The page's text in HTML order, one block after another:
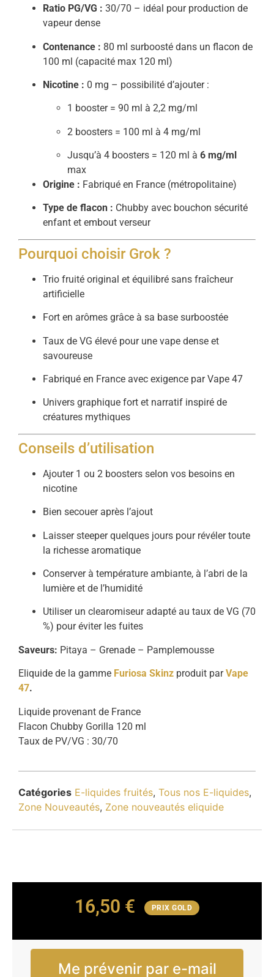
Ratio PG/VG : 30/70 – idéal pour production de
vapeur dense
Contenance : 80 ml surboosté dans un flacon de
100 ml (capacité max 120 ml)
Nicotine : 0 mg – possibilité d’ajouter :
1 booster = 90 ml à 2,2 mg/ml
2 boosters = 100 ml à 4 mg/ml
Jusqu’à 4 boosters = 120 ml à 6 mg/ml
max
Origine : Fabriqué en France (métropolitaine)
Type de flacon : Chubby avec bouchon sécurité
enfant et embout verseur
Pourquoi choisir Grok ?
Trio fruité original et équilibré sans fraîcheur
artificielle
Fort en arômes grâce à sa base surboostée
Taux de VG élevé pour une vape dense et
savoureuse
Fabriqué en France avec exigence par Vape 47
Univers graphique fort et narratif inspiré de
créatures mythiques
Conseils d’utilisation
Ajouter 1 ou 2 boosters selon vos besoins en
nicotine
Bien secouer après l’ajout
Laisser steeper quelques jours pour révéler toute
la richesse aromatique
Conserver à température ambiante, à l’abri de la
lumière et de l’humidité
Utiliser un clearomiseur adapté au taux de VG (70
%) pour éviter les fuites
Saveurs: Pitaya – Grenade – Pamplemousse
Eliquide de la gamme Furiosa Skinz produit parVape
47.
Liquide provenant de France
Flacon Chubby Gorilla 120 ml
Taux de PV/VG : 30/70
Catégories E-liquides fruités, Tous nos E-liquides,
Zone Nouveautés, Zone nouveautés eliquide
16,50 € PRIX GOLD
Me prévenir par e-mail